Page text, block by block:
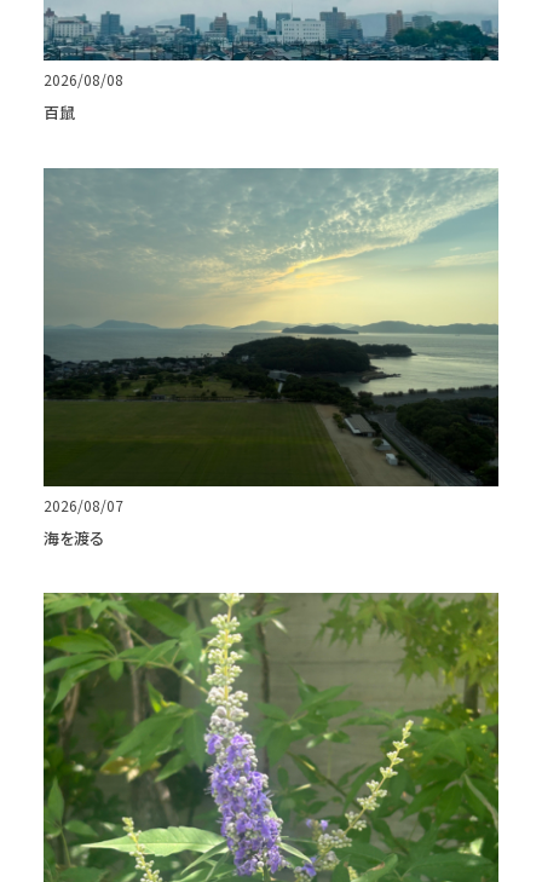
2026/08/08
百鼠
2026/08/07
海を渡る